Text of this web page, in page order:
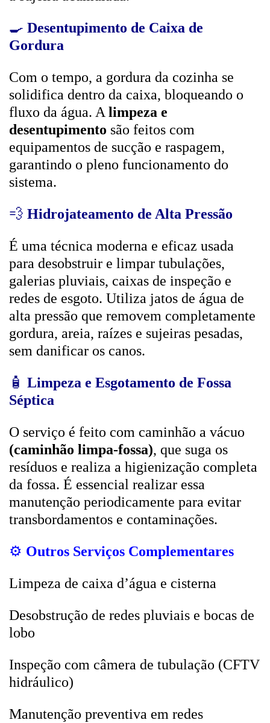
🍳 Desentupimento de Caixa de
Gordura
Com o tempo, a gordura da cozinha se
solidifica dentro da caixa, bloqueando o
fluxo da água. A limpeza e
desentupimento são feitos com
equipamentos de sucção e raspagem,
garantindo o pleno funcionamento do
sistema.
💨 Hidrojateamento de Alta Pressão
É uma técnica moderna e eficaz usada
para desobstruir e limpar tubulações,
galerias pluviais, caixas de inspeção e
redes de esgoto. Utiliza jatos de água de
alta pressão que removem completamente
gordura, areia, raízes e sujeiras pesadas,
sem danificar os canos.
🧴 Limpeza e Esgotamento de Fossa
Séptica
O serviço é feito com caminhão a vácuo
(caminhão limpa-fossa), que suga os
resíduos e realiza a higienização completa
da fossa. É essencial realizar essa
manutenção periodicamente para evitar
transbordamentos e contaminações.
⚙️ Outros Serviços Complementares
Limpeza de caixa d’água e cisterna
Desobstrução de redes pluviais e bocas de
lobo
Inspeção com câmera de tubulação (CFTV
hidráulico)
Manutenção preventiva em redes